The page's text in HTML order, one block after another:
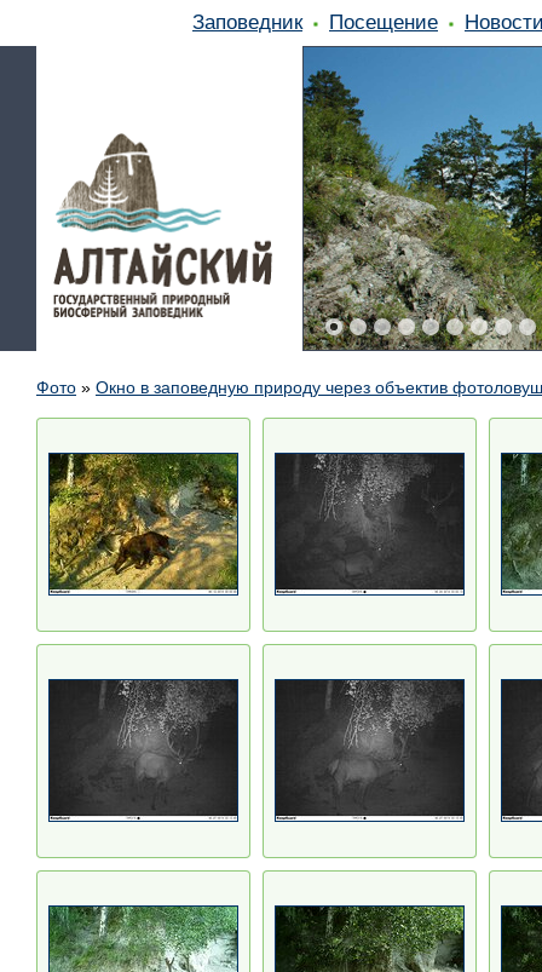
Заповедник Посещение
Фото » Окно в заповедную природу через объектив